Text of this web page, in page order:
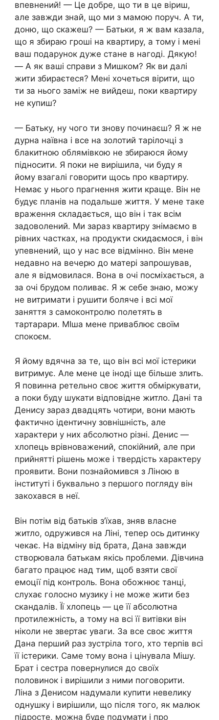
впевнений! — Це добре, що ти в це віриш,
але завжди знай, що ми з мамою поруч. А ти,
доню, що скажеш? — Батьки, я ж вам казала,
що я збираю гроші на квартиру, а тому і мені
ваш подарунок дуже стане в нагоді. Дякую!
— А як ваші справи з Мишком? Як ви далі
жити збираєтеся? Мені хочеться вірити, що
ти за нього заміж не вийдеш, поки квартиру
не купиш?
— Батьку, ну чого ти знову починаєш? Я ж не
дурна наївна і все на золотий тарілочці з
блакитною облямівкою не збираюся йому
підносити. Я поки не вирішила, чи буду я
йому взагалі говорити щось про квартиру.
Немає у нього прагнення жити краще. Він не
будує планів на подальше життя. У мене таке
враження складається, що він і так всім
задоволений. Ми зараз квартиру знімаємо в
рівних частках, на продукти скидаємося, і він
упевнений, що у нас все відмінно. Він мене
недавно на вечерю до матері запрошував,
але я відмовилася. Вона в очі посміхається, а
за очі брудом поливає. Я ж себе знаю, можу
не витримати і рушити боляче і всі мої
заняття з самоконтролю полетять в
тартарари. МІша мене приваблює своїм
спокоєм.
Я йому вдячна за те, що він всі мої істерики
витримує. Але мене це іноді ще більше злить.
Я повинна ретельно своє життя обміркувати,
а поки буду шукати відповідне житло. Дані та
Денису зараз двадцять чотири, вони мають
фактично ідентичну зовнішність, але
характери у них абсолютно різні. Денис —
хлопець врівноважений, спокійний, але при
прийнятті рішень може і твердість характеру
проявити. Вони познайомився з Ліною в
інституті і буквально з першого погляду він
закохався в неї.
Він потім від батьків з’їхав, зняв власне
житло, одружився на Ліні, тепер ось дитинку
чекає. На відміну від брата, Дана завжди
створювала батькам якісь проблеми. Дівчина
багато працює над тим, щоб взяти свої
емоції під контроль. Вона обожнює танці,
слухає голосно музику і не може жити без
скандалів. Її хлопець — це її абсолютна
протилежність, а тому на всі її витівки він
ніколи не звертає уваги. За все своє життя
Дана перший раз зустріла того, хто терпів всі
її істерики. Саме тому вона і цінувала Мішу.
Брат і сестра повернулися до своїх
половинок і вирішили з ними поговорити.
Ліна з Денисом надумали купити невелику
однушку і вирішили, що після того, як малюк
підросте, можна буде подумати і про